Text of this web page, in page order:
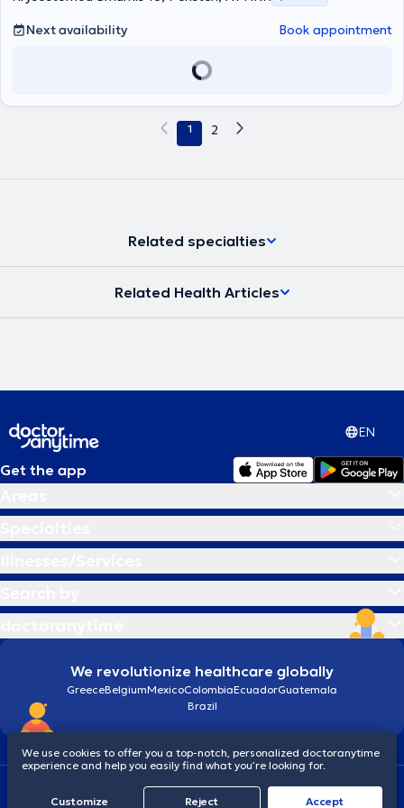
Next availability Book appointment
1 2
Related specialties
Related Health Articles
EN
Get the app
We revolutionize healthcare globally
GreeceBelgiumMexicoColombiaEcuadorGuatemala
Brazil
Cookiesdoctoranytime: Data Protection Policy
© 2026 doctoranytime
We use cookies to offer you a top-notch, personalized doctoranytime
experience and help you easily find what you’re looking for.
Customize Reject Accept